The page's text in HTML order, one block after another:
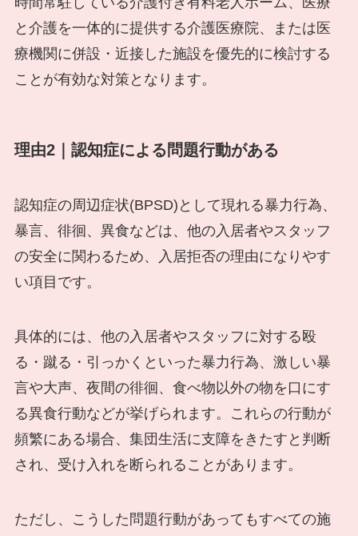
と介護を一体的に提供する介護医療院、または医
療機関に併設・近接した施設を優先的に検討する
ことが有効な対策となります。
理由2｜認知症による問題行動がある
認知症の周辺症状(BPSD)として現れる暴力行為、
暴言、徘徊、異食などは、他の入居者やスタッフ
の安全に関わるため、入居拒否の理由になりやす
い項目です。
具体的には、他の入居者やスタッフに対する殴
る・蹴る・引っかくといった暴力行為、激しい暴
言や大声、夜間の徘徊、食べ物以外の物を口にす
る異食行動などが挙げられます。これらの行動が
頻繁にある場合、集団生活に支障をきたすと判断
され、受け入れを断られることがあります。
ただし、こうした問題行動があってもすべての施